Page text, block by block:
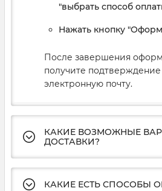
"выбрать способ
Нажать кнопку
После завершения
получите подтверждение
электронную почту.
КАКИЕ ВОЗМОЖНЫЕ
ДОСТАВКИ?
КАКИЕ ЕСТЬ СПОСОБЫ